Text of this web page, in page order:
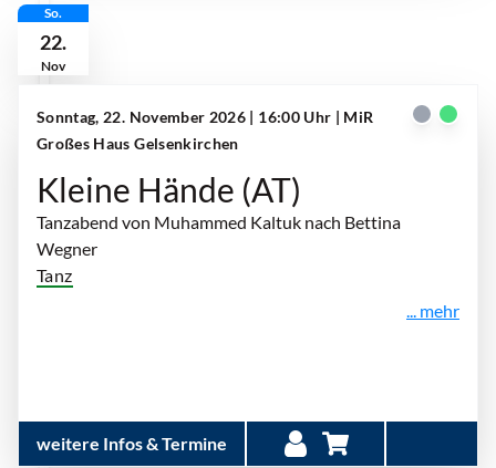
So.
22.
Nov
Sonntag, 22. November 2026 | 16:00 Uhr | MiR
Großes Haus Gelsenkirchen
Kleine Hände (AT)
Tanzabend von Muhammed Kaltuk nach Bettina
Wegner
Tanz
... mehr
weitere Infos & Termine